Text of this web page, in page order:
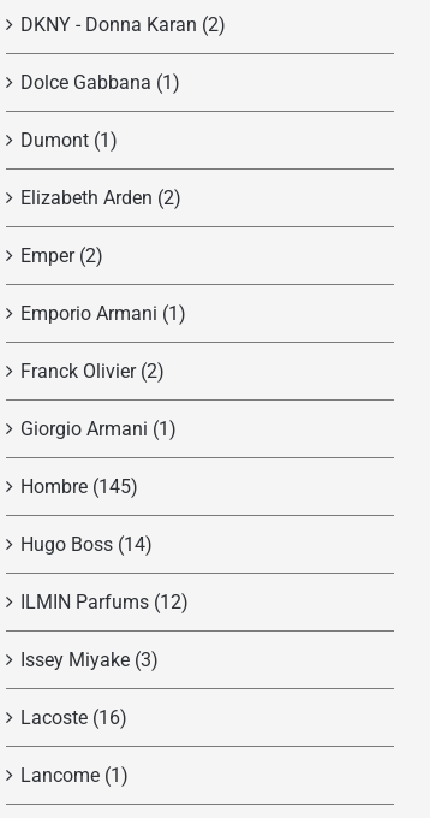
DKNY - Donna Karan (2)
Dolce Gabbana (1)
Dumont (1)
Elizabeth Arden (2)
Emper (2)
Emporio Armani (1)
Franck Olivier (2)
Giorgio Armani (1)
Hombre (145)
Hugo Boss (14)
ILMIN Parfums (12)
Issey Miyake (3)
Lacoste (16)
Lancome (1)